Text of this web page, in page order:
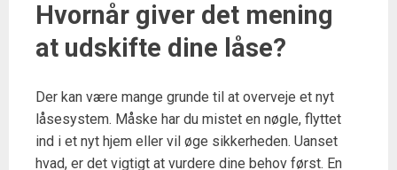
Hvornår giver det mening
at udskifte dine låse?
Der kan være mange grunde til at overveje et nyt
låsesystem. Måske har du mistet en nøgle, flyttet
ind i et nyt hjem eller vil øge sikkerheden. Uanset
hvad, er det vigtigt at vurdere dine behov først. En